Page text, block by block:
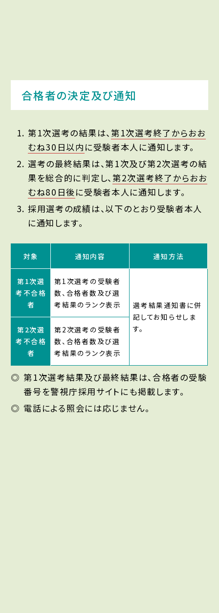
合格者の決定及び通知
第1次選考の結果は、第1次選考終了からおお
むね30日以内 に受験者本人に通知します。
選考の最終結果は、第1次及び第2次選考の結
果を総合的に判定し、第2次選考終了からおお
むね80日後に受験者本人に通知します。
採用選考の成績は、以下のとおり受験者本人
に通知します。
対象 通知内容 通知方法
第1次選
考不合格
者
第1次選考の受験者
数、合格者数及び選
考結果のランク表示
選考結果通知書に併
記してお知らせしま
す。
第2次選
考不合格
者
第2次選考の受験者
数、合格者数及び選
考結果のランク表示
第1次選考結果及び最終結果は、合格者の受験
番号を警視庁採用サイトにも掲載します。
電話による照会には応じません。